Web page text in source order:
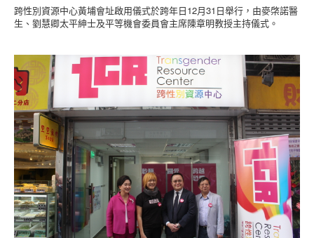
跨性別資源中心黃埔會址啟用儀式於跨年日12月31日舉行，由麥棨諾醫
生、劉慧卿太平紳士及平等機會委員會主席陳章明教授主持儀式。